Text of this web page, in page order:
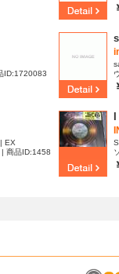
5
ID:1720083
EX
| 商品ID:1458